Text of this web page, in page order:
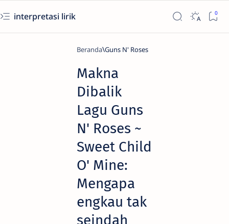
interpretasi lirik
Beranda Guns N' Roses
Makna
Dibalik
Lagu Guns
N' Roses ~
Sweet Child
O' Mine:
Mengapa
engkau tak
seindah